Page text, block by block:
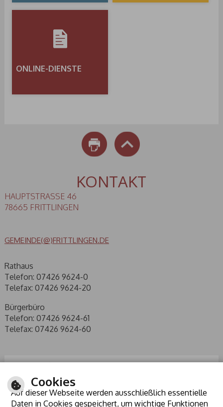
ONLINE-DIENSTE
NACH OBEN
KONTAKT
HAUPTSTRASSE 46
78665 FRITTLINGEN
GEMEINDE(@)FRITTLINGEN.DE
Rathaus
Telefon: 07426 9624-0
Telefax: 07426 9624-20
Bürgerbüro
Telefon: 07426 9624-61
Telefax: 07426 9624-60
Cookies
Auf dieser Webseite werden ausschließlich essentielle
Daten in Cookies gespeichert, um wichtige Funktionen